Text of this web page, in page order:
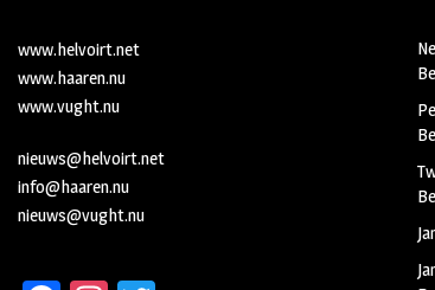
www.helvoirt.net
www.haaren.nu
www.vught.nu
nieuws@helvoirt.net
info@haaren.nu
nieuws@vught.nu